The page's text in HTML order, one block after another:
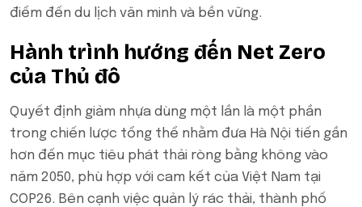
điểm đến du lịch văn minh và bền vững.
Hành trình hướng đến Net Zero
của Thủ đô
Quyết định giảm nhựa dùng một lần là một phần
trong chiến lược tổng thể nhằm đưa Hà Nội tiến gần
hơn đến mục tiêu phát thải ròng bằng không vào
năm 2050, phù hợp với cam kết của Việt Nam tại
COP26. Bên cạnh việc quản lý rác thải, thành phố